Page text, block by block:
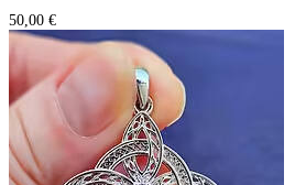
50,00 €